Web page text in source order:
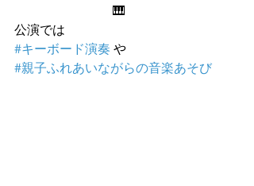
                               🎹
公演では
#キーボード演奏 や
#親子ふれあいながらの音楽あそび